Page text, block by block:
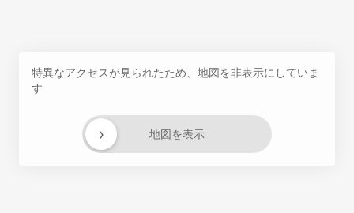
特異なアクセスが見られたため、地図を非表示にしていま
す
地図を表示
›